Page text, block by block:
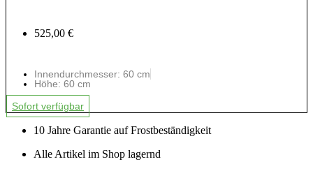
525,00 €
Innendurchmesser: 60 cm
Höhe: 60 cm
Sofort verfügbar
10 Jahre Garantie auf Frostbeständigkeit
Alle Artikel im Shop lagernd